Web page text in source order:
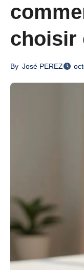
choisir
By José PEREZ